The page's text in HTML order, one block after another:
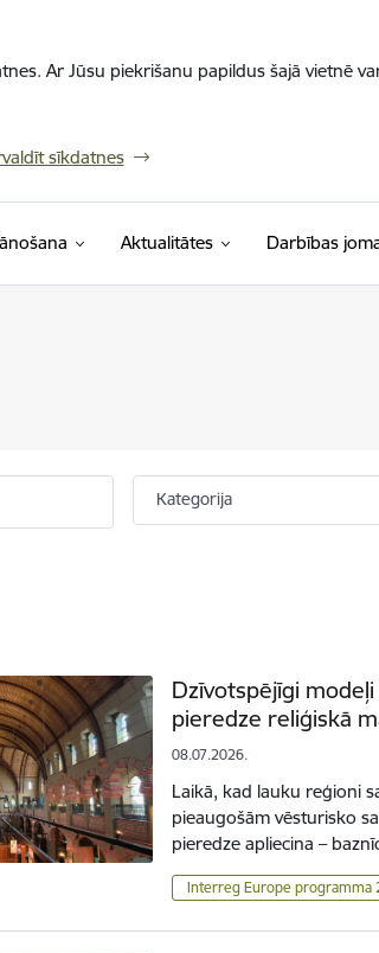
Ar Jūsu piekrišanu papildus šajā vietnē
sīkdatnes
Aktualitātes Darbības
Kategorija
Dzīvotspējīgi
pieredze reliģiskā
08.07.2026.
Laikā, kad lauku reģioni
pieaugošām vēsturisko
pieredze apliecina –
Interreg Europe programma